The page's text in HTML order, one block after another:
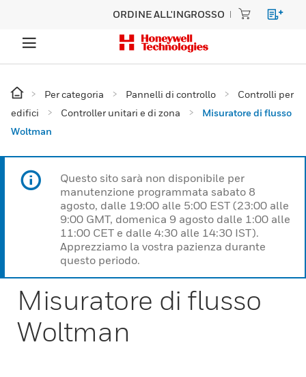
ORDINE ALL'INGROSSO
Per categoria Pannelli di controllo
Controlli per
edifici
Controller unitari e di zona
Misuratore di flusso
Woltman
Questo sito sarà non disponibile per
manutenzione programmata sabato 8
agosto, dalle 19:00 alle 5:00 EST (23:00 alle
9:00 GMT, domenica 9 agosto dalle 1:00 alle
11:00 CET e dalle 4:30 alle 14:30 IST).
Apprezziamo la vostra pazienza durante
questo periodo.
Misuratore di flusso
Woltman